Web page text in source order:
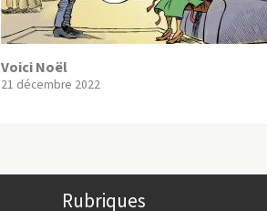
Voici Noël
21 décembre 2022
Rubriques